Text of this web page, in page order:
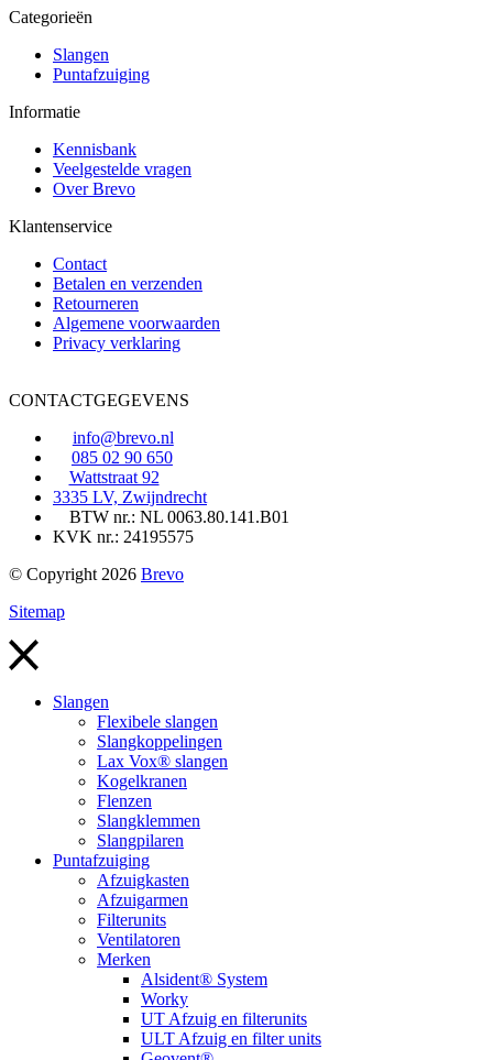
Categorieën
Slangen
Puntafzuiging
Informatie
Kennisbank
Veelgestelde vragen
Over Brevo
Klantenservice
Contact
Betalen en verzenden
Retourneren
Algemene voorwaarden
Privacy verklaring
CONTACTGEGEVENS
info@brevo.nl
085 02 90 650
Wattstraat 92
3335 LV, Zwijndrecht
BTW nr.: NL 0063.80.141.B01
KVK nr.: 24195575
© Copyright 2026 Brevo
Sitemap
Slangen
Flexibele slangen
Slangkoppelingen
Lax Vox® slangen
Kogelkranen
Flenzen
Slangklemmen
Slangpilaren
Puntafzuiging
Afzuigkasten
Afzuigarmen
Filterunits
Ventilatoren
Merken
Alsident® System
Worky
UT Afzuig en filterunits
ULT Afzuig en filter units